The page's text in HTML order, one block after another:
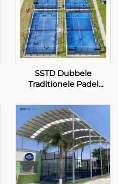
SSTD Dubbele
Traditionele Padel
WPT LED Licht Classic
Buiten Paddle Court
002